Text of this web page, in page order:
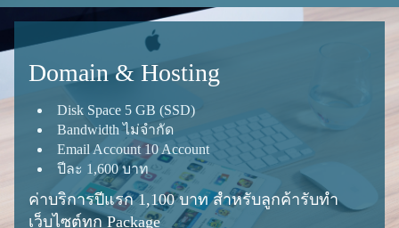
Domain&Hosting
Disk Space 5 GB (SSD)
Band­width ไม่จำกัด
Email Account 10Account
ปีละ 1,600บาท
ค่าบริการปีแรก1,100บาท สำหรับลูกค้ารับทำ
เว็บไซต์ทุก Package